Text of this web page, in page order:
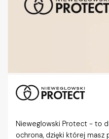
Nieweglowski Protect - to
ochrona, dzięki której